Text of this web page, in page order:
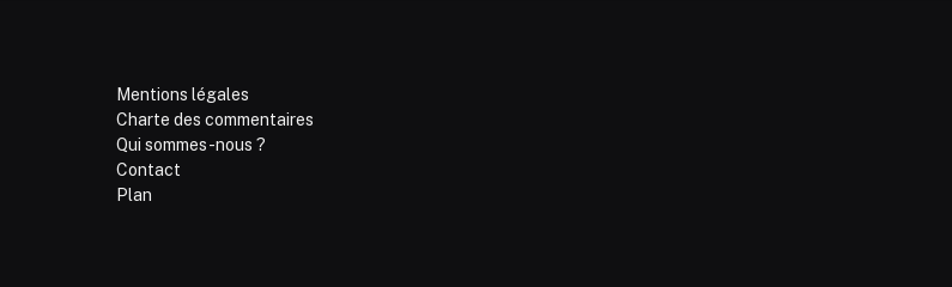
Mentions légales
Charte des commentaires
Qui sommes-nous ?
Contact
Plan